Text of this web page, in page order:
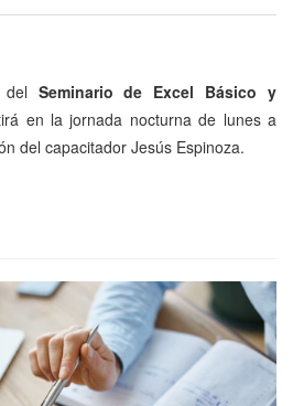
Seminario de Excel Básico y
en la jornada nocturna de lunes a
del capacitador Jesús Espinoza.